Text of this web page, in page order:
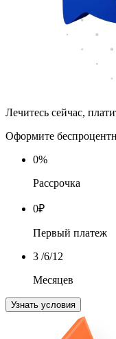
Лечитесь сейчас,
Оформите
0%
Рассрочка
0₽
Первый платеж
3 /6/12
Месяцев
Узнать условия